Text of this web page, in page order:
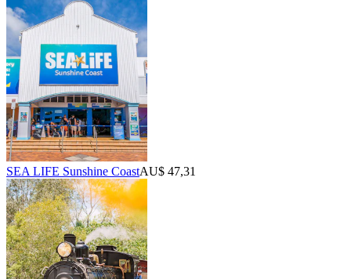
SEA LIFE Sunshine CoastAU$ 47,31